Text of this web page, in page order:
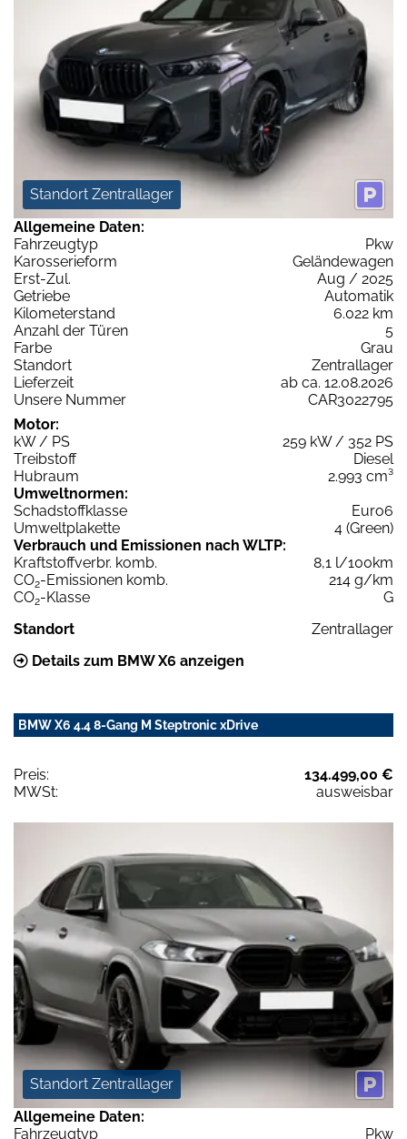
Standort Zentrallager
Allgemeine Daten:
Fahrzeugtyp
Pkw
Karosserieform
Geländewagen
Erst-Zul.
Aug / 2025
Getriebe
Automatik
Kilometerstand
6.022 km
Anzahl der Türen
5
Farbe
Grau
Standort
Zentrallager
Lieferzeit
ab ca. 12.08.2026
Unsere Nummer
CAR3022795
Motor:
kW / PS
259 kW / 352 PS
Treibstoff
Diesel
Hubraum
2.993 cm³
Umweltnormen:
Schadstoffklasse
Euro6
Umweltplakette
4 (Green)
Verbrauch und Emissionen nach WLTP:
Kraftstoffverbr. komb.
8,1 l/100km
CO2-Emissionen komb.
214 g/km
CO2-Klasse
G
Standort
Zentrallager
Details zum BMW X6 anzeigen
BMW X6 4.4 8-Gang M Steptronic xDrive
Preis:
134.499,00 €
MWSt:
ausweisbar
Standort Zentrallager
Allgemeine Daten:
Fahrzeugtyp
Pkw